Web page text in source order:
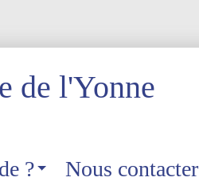
de l'Yonne
? Nous contacter